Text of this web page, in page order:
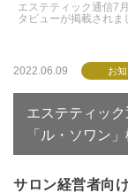
エステティック通信7
タビューが掲載されま
2022.06.09 お
エステティッ
「ル・ソワン
サロン経営者向